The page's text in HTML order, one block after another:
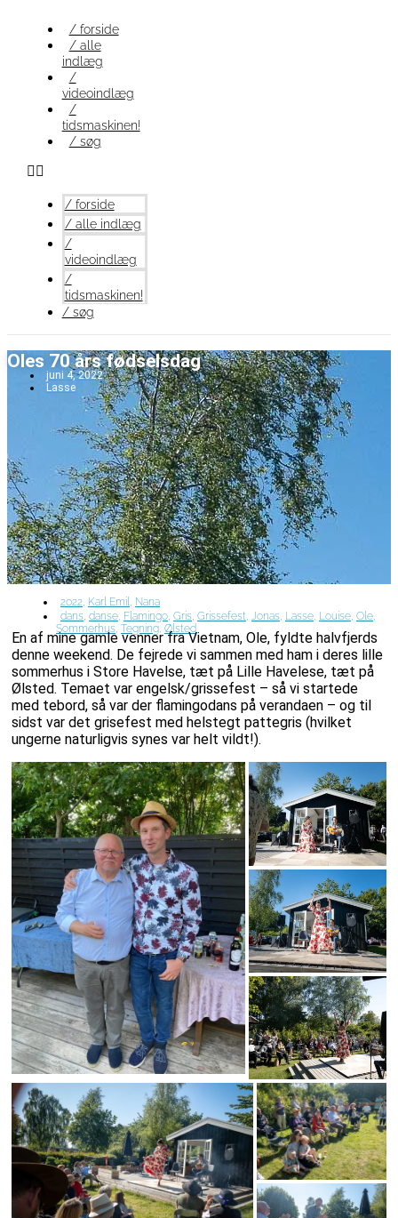
indhold
/ forside
/ alle
indlæg
/
videoindlæg
/
tidsmaskinen!
/ søg
/ forside
/ alle indlæg
/
videoindlæg
/
tidsmaskinen!
/ søg
Oles 70 års fødselsdag
juni 4, 2022
Lasse
2022, Karl Emil, Nana
dans, danse, Flamingo, Gris, Grissefest, Jonas, Lasse, Louise, Ole,
Sommerhus, Tegning, Ølsted
En af mine gamle venner fra Vietnam, Ole, fyldte halvfjerds
denne weekend. De fejrede vi sammen med ham i deres lille
sommerhus i Store Havelse, tæt på Lille Havelese, tæt på
Ølsted. Temaet var engelsk/grissefest – så vi startede
med tebord, så var der flamingodans på verandaen – og til
sidst var det grisefest med helstegt pattegris (hvilket
ungerne naturligvis synes var helt vildt!).